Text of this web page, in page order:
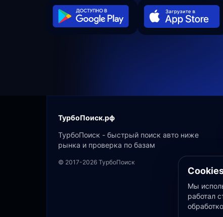
ТурбоПоиск.рф
ТурбоПоиск - быстрый поиск авто ниже
рынка и проверка по базам
© 2017-2026 ТурбоПоиск
Мы
работал